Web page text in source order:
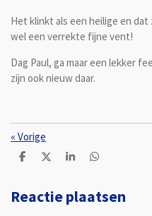
Het klinkt als een heilige en
wel een verrekte fijne vent!
Dag Paul, ga maar een lekker
zijn ook nieuw daar.
« Vorige
D
e
n
D
l
S
r
e
D
e
n
Reactie plaatsen